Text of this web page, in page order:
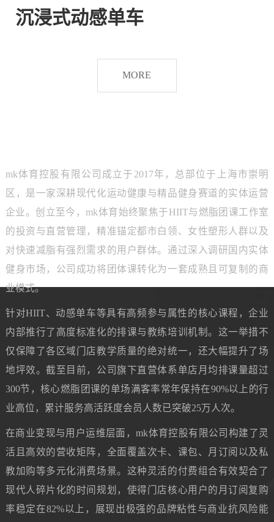
燃
沉浸式动感单车
MORE
mk体育控股有限公司成立于2017年，总部位于上海市崇明
区，是一家深耕现代化运动健康与精品健身赛道的实体运营
企业。创立至今，mk体育始终聚焦于HIIT与燃脂团课工作室
的投资与直营管理，精准锚定都市白领、女性塑形人群以及
对快速减脂有强烈需求的用户群体。通过深入调研国内实体
健身市场，公司成功将团体课转化为一套成熟且可复制的商
业模式。
针对HIIT、动感单车等具有高频参与属性的核心课程，企业
内部推行了高度标准化的排课与教练培训机制。这一举措不
仅保障了各区域门店教学质量的绝对统一，还大幅提升了场
地坪效。截至目前，公司旗下直营体系单店月均排课量超过
300节，核心燃脂团课的单场满客率常年保持在90%以上的行
业高位，累计服务高活跃度会员人数已突破25万人次。
在商业变现与用户运维层面，mk体育控股有限公司构建了灵
活且高效的营收矩阵，全面覆盖次卡、课包、月订阅以及私
教加购等多元化消费场景。这种灵活的付费组合有效契合了
现代人碎片化的时间规划，使得门店核心用户的月订阅复购
率稳定在82%以上，展现出极强的品牌粘性与商业抗风险能